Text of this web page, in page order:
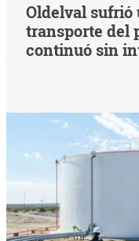
Oldelval sufrió
transporte del
continuó sin